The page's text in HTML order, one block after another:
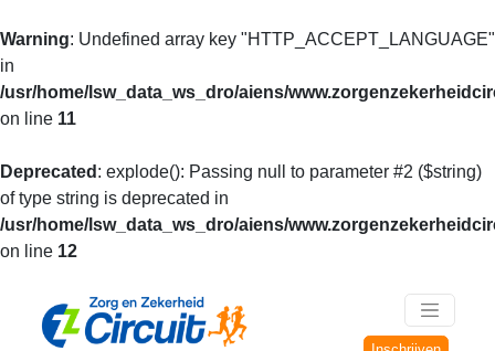
Warning: Undefined array key "HTTP_ACCEPT_LANGUAGE"
in
/usr/home/lsw_data_ws_dro/aiens/
on line 11
Deprecated : explode(): Passing null to parameter #2 ($string)
of type string is deprecated in
/usr/home/lsw_data_ws_dro/aiens/
on line 12